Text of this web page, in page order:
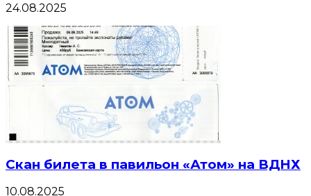
24.08.2025
Скан билета в павильон «Атом» на ВДНХ
10.08.2025